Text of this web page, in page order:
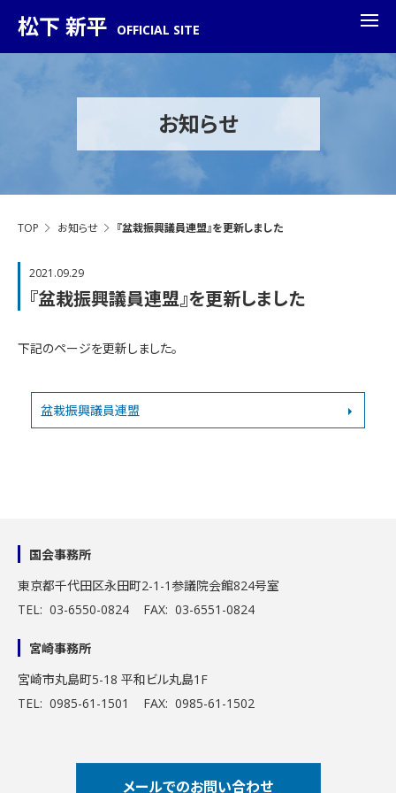
松下 新平 OFFICIAL SITE
お知らせ
TOP お知らせ 『盆栽振興議員連盟』を更新しました
2021.09.29
『盆栽振興議員連盟』を更新しました
下記のページを更新しました。
盆栽振興議員連盟
国会事務所
東京都千代田区永田町2-1-1参議院会館824号室
TEL: 03-6550-0824 FAX: 03-6551-0824
宮崎事務所
宮崎市丸島町5-18 平和ビル丸島1F
TEL: 0985-61-1501 FAX: 0985-61-1502
メールでのお問い合わせ